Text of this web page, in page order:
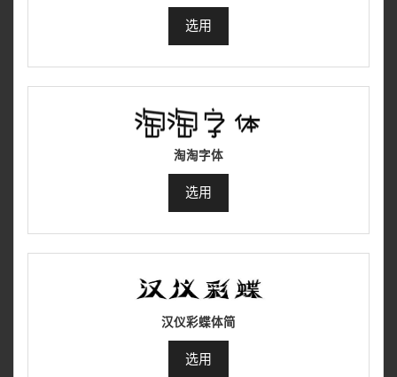
选用
淘淘字体
选用
汉仪彩蝶体简
选用